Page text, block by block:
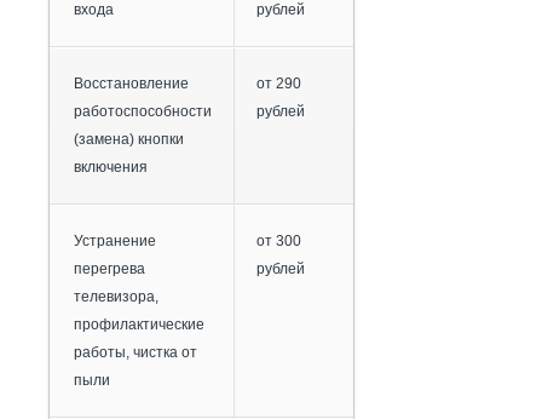
входа
рублей
Восстановление
работоспособности
(замена) кнопки
включения
от 290
рублей
Устранение
перегрева
телевизора,
профилактические
работы, чистка от
пыли
от 300
рублей